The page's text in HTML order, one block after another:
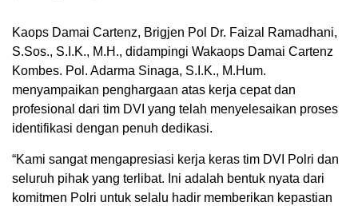
Kaops Damai Cartenz, Brigjen Pol Dr. Faizal Ramadhani,
S.Sos., S.I.K., M.H., didampingi Wakaops Damai Cartenz
Kombes. Pol. Adarma Sinaga, S.I.K., M.Hum.
menyampaikan penghargaan atas kerja cepat dan
profesional dari tim DVI yang telah menyelesaikan proses
identifikasi dengan penuh dedikasi.
“Kami sangat mengapresiasi kerja keras tim DVI Polri dan
seluruh pihak yang terlibat. Ini adalah bentuk nyata dari
komitmen Polri untuk selalu hadir memberikan kepastian